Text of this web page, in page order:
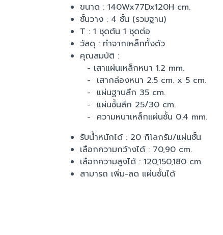
ขนาด : 140Wx77Dx120H cm.
ชั้นวาง : 4 ชั้น (รวมฐาน)
T : 1 ชุดต้น 1 ชุดต่อ
วัสดุ : ทำจากเหล็กทั้งตัว
คุณสมบัติ :
- เสาแผ่นเหล็กหนา 1.2 mm.
- เสากล่องหนา 2.5 cm. x 5 cm.
- แผ่นฐานลึก 35 cm.
- แผ่นชั้นลึก 25/30 cm.
- ความหนาเหล็กแผ่นชั้น 0.4 mm.
รับน้ำหนักได้ : 20 กิโลกรัม/แผ่นชั้น
เลือกความกว้างได้ : 70,90 cm.
เลือกความสูงได้ : 120,150,180 cm.
สามารถ เพิ่ม-ลด แผ่นชั้นได้